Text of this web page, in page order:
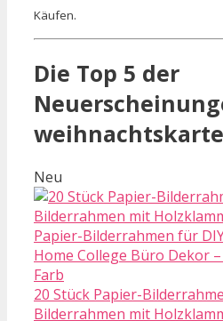
Käufen.
Die Top 5 der
weihnachtskarte
Neu
20 Stück Papier-
Bilderrahmen mit